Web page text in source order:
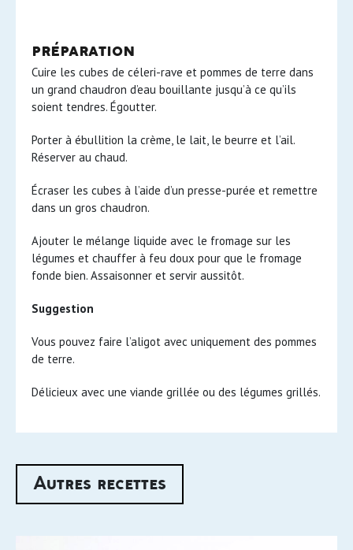
préparation
Cuire les cubes de céleri-rave et pommes de terre dans
un grand chaudron d’eau bouillante jusqu’à ce qu’ils
soient tendres. Égoutter.
Porter à ébullition la crème, le lait, le beurre et l’ail.
Réserver au chaud.
Écraser les cubes à l’aide d’un presse-purée et remettre
dans un gros chaudron.
Ajouter le mélange liquide avec le fromage sur les
légumes et chauffer à feu doux pour que le fromage
fonde bien. Assaisonner et servir aussitôt.
Suggestion
Vous pouvez faire l’aligot avec uniquement des pommes
de terre.
Délicieux avec une viande grillée ou des légumes grillés.
Autres recettes